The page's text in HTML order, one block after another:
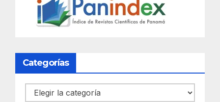
Categorías
Categorías